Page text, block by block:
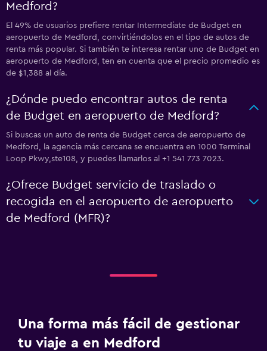
Medford?
El 49% de usuarios prefiere rentar Intermediate de Budget en
aeropuerto de Medford, convirtiéndolos en el tipo de autos de
renta más popular. Si también te interesa rentar uno de Budget en
aeropuerto de Medford, ten en cuenta que el precio promedio es
de $1,388 al día.
¿Dónde puedo encontrar autos de renta
de Budget en aeropuerto de Medford?
Si buscas un auto de renta de Budget cerca de aeropuerto de
Medford, la agencia más cercana se encuentra en 1000 Terminal
Loop Pkwy,ste108, y puedes llamarlos al +1 541 773 7023.
¿Ofrece Budget servicio de traslado o
recogida en el aeropuerto de aeropuerto
de Medford (MFR)?
Una forma más fácil de gestionar
tu viaje a en Medford